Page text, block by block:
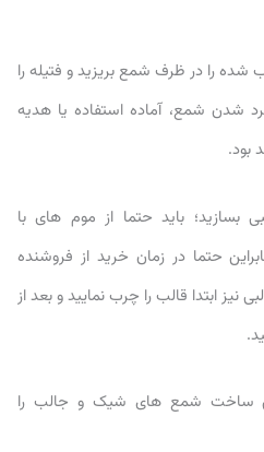
را در ظرف شمع بریزید و فتیله را
شدن شمع، آماده استفاده یا هدیه
بود.
بسازید؛ باید حتما از موم های با
حتما در زمان خرید از فروشنده
ابتدا قالب را چرب نمایید و بعد از
ساخت شمع های شیک و جالب را